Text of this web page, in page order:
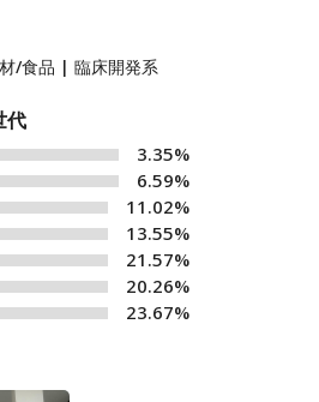
/食品 | 臨床開発系
代
3.35%
6.59%
11.02%
13.55%
21.57%
20.26%
23.67%